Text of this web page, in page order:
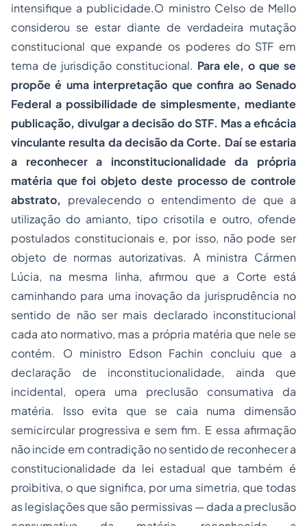
intensifique a publicidade.O ministro Celso de Mello
considerou se estar diante de verdadeira mutação
constitucional que expande os poderes do STF em
tema de jurisdição constitucional. Para ele, o que se
propõe é uma interpretação que confira ao Senado
Federal a possibilidade de simplesmente, mediante
publicação, divulgar a decisão do STF. Mas a eficácia
vinculante resulta da decisão da Corte. Daí se estaria
a reconhecer a inconstitucionalidade da própria
matéria que foi objeto deste processo de controle
abstrato, prevalecendo o entendimento de que a
utilização do amianto, tipo crisotila e outro, ofende
postulados constitucionais e, por isso, não pode ser
objeto de normas autorizativas. A ministra Cármen
Lúcia, na mesma linha, afirmou que a Corte está
caminhando para uma inovação da jurisprudência no
sentido de não ser mais declarado inconstitucional
cada ato normativo, mas a própria matéria que nele se
contém. O ministro Edson Fachin concluiu que a
declaração de inconstitucionalidade, ainda que
incidental, opera uma preclusão consumativa da
matéria. Isso evita que se caia numa dimensão
semicircular progressiva e sem fim. E essa afirmação
não incide em contradição no sentido de reconhecer a
constitucionalidade da lei estadual que também é
proibitiva, o que significa, por uma simetria, que todas
as legislações que são permissivas — dada a preclusão